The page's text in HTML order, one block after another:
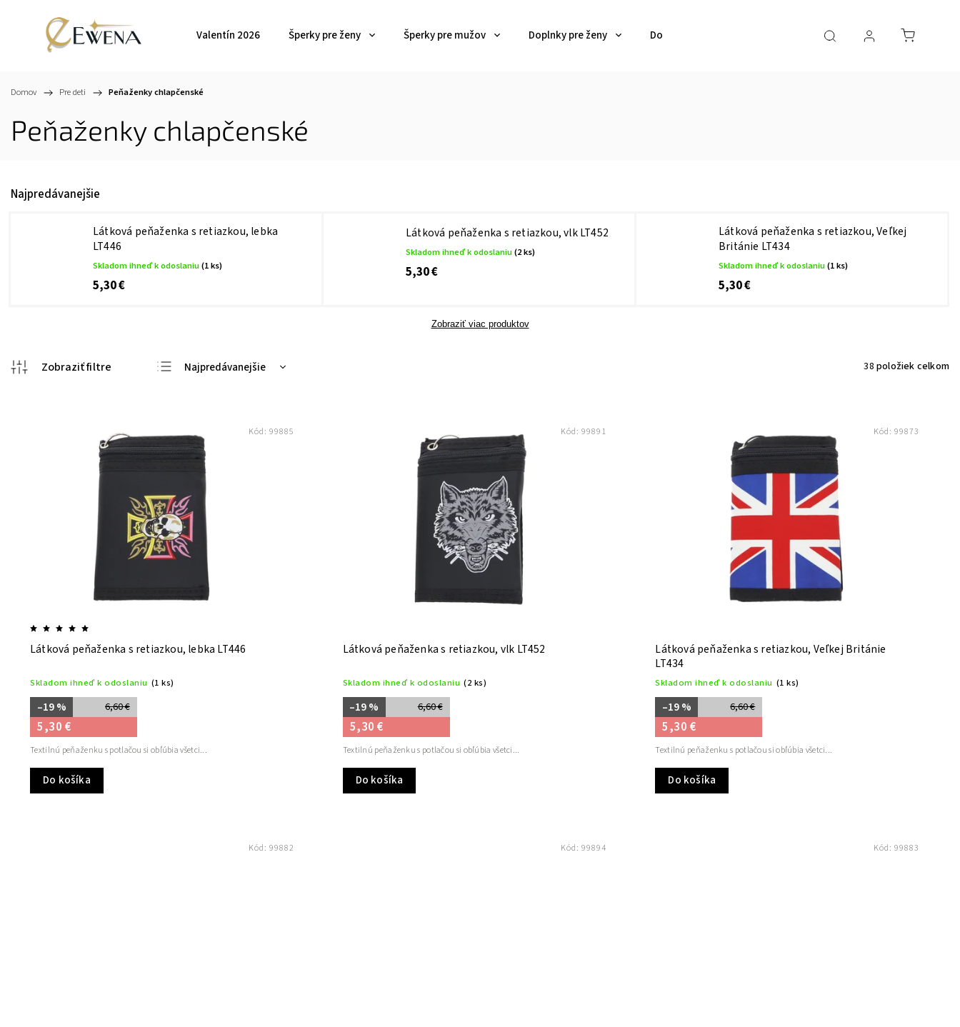
Valentín 2026 Šperky pre ženy Šperky pre mužov Doplnky pre ženy Doplnky pre mužov Pre deti
Domov / Pre deti / Peňaženky chlapčenské
Peňaženky chlapčenské
Najpredávanejšie
Látková peňaženka s retiazkou, lebka
LT446
Skladom ihneď k odoslaniu(1 ks)
5,30 €
Látková peňaženka s retiazkou, vlk LT452
Skladom ihneď k odoslaniu(2 ks)
5,30 €
Látková peňaženka s retiazkou, Veľkej
Británie LT434
Skladom ihneď k odoslaniu(1 ks)
5,30 €
Zobraziť viac produktov
Najpredávanejšie
Abecedne
38 položiek celkom
Látková peňaženka s retiazkou, lebka LT446
Skladom ihneď k odoslaniu (1 ks)
6,60 €
–19 %
5,30 €
Do košíka
Textilnú peňaženku s potlačou si obľúbia všetci...
Kód: 99885
Látková peňaženka s retiazkou, vlk LT452
Skladom ihneď k odoslaniu (2 ks)
6,60 €
–19 %
5,30 €
Do košíka
Textilnú peňaženku s potlačou si obľúbia všetci...
Kód:99891
Látková peňaženka s retiazkou, Veľkej Británie
LT434
Skladom ihneď k odoslaniu (1 ks)
6,60 €
–19 %
5,30 €
Do košíka
Textilnú peňaženku s potlačou si obľúbia všetci...
Kód: 99873
Kód: 99882 Kód:99894 Kód: 99883